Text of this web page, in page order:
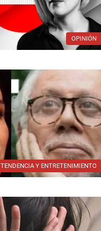
OPINIÓN
TENDENCIA Y ENTRETENIMIENTO